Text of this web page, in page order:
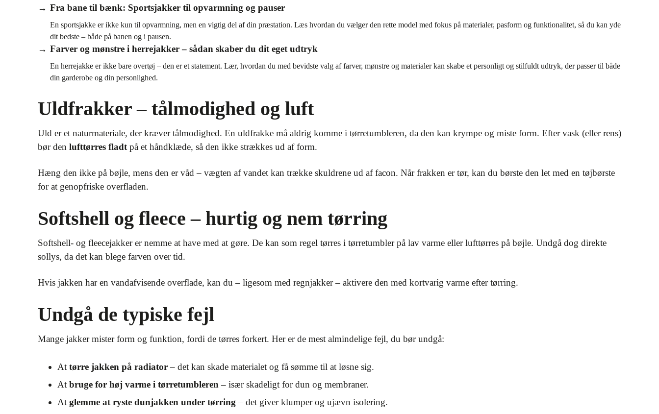
Fra bane til bænk: Sportsjakker til opvarmning og pauser
En sportsjakke er ikke kun til opvarmning, men en vigtig del af din præstation. Læs hvordan du vælger den rette model med fokus på materialer, pasform og funktionalitet, så du kan yde
dit bedste – både på banen og i pausen.
Farver og mønstre i herrejakker – sådan skaber du dit eget udtryk
En herrejakke er ikke bare overtøj – den er et statement. Lær, hvordan du med bevidste valg af farver, mønstre og materialer kan skabe et personligt og stilfuldt udtryk, der passer til både
din garderobe og din personlighed.
Uldfrakker – tålmodighed og luft
Uld er et naturmateriale, der kræver tålmodighed. En uldfrakke må aldrig komme i tørretumbleren, da den kan krympe og miste form. Efter vask (eller rens)
bør den lufttørres fladt på et håndklæde, så den ikke strækkes ud af form.
Hæng den ikke på bøjle, mens den er våd – vægten af vandet kan trække skuldrene ud af facon. Når frakken er tør, kan du børste den let med en tøjbørste
for at genopfriske overfladen.
Softshell og fleece – hurtig og nem tørring
Softshell- og fleecejakker er nemme at have med at gøre. De kan som regel tørres i tørretumbler på lav varme eller lufttørres på bøjle. Undgå dog direkte
sollys, da det kan blege farven over tid.
Hvis jakken har en vandafvisende overflade, kan du – ligesom med regnjakker – aktivere den med kortvarig varme efter tørring.
Undgå de typiske fejl
Mange jakker mister form og funktion, fordi de tørres forkert. Her er de mest almindelige fejl, du bør undgå:
At tørre jakken på radiator– det kan skade materialet og få sømme til at løsne sig.
At bruge for høj varme i tørretumbleren – især skadeligt for dun og membraner.
At glemme at ryste dunjakken under tørring – det giver klumper og ujævn isolering.